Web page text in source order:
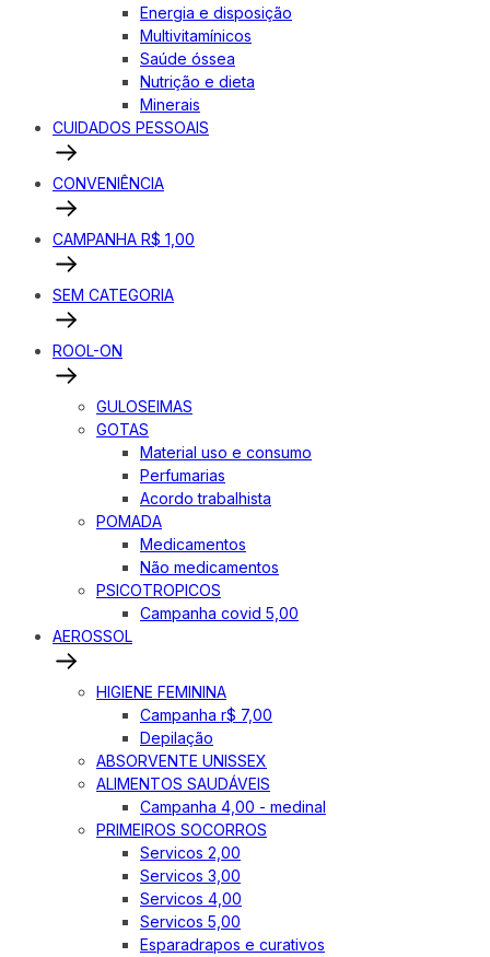
Energia e disposição
Multivitamínicos
Saúde óssea
Nutrição e dieta
Minerais
CUIDADOS PESSOAIS
CONVENIÊNCIA
CAMPANHA R$ 1,00
SEM CATEGORIA
ROOL-ON
GULOSEIMAS
GOTAS
Material uso e consumo
Perfumarias
Acordo trabalhista
POMADA
Medicamentos
Não medicamentos
PSICOTROPICOS
Campanha covid 5,00
AEROSSOL
HIGIENE FEMININA
Campanha r$ 7,00
Depilação
ABSORVENTE UNISSEX
ALIMENTOS SAUDÁVEIS
Campanha 4,00 - medinal
PRIMEIROS SOCORROS
Servicos 2,00
Servicos 3,00
Servicos 4,00
Servicos 5,00
Esparadrapos e curativos